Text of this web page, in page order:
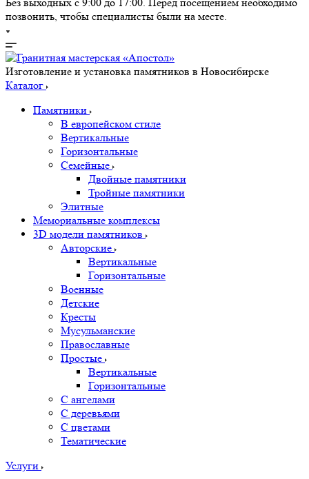
позвонить, чтобы специалисты были на месте.
Изготовление и установка памятников в Новосибирске
Каталог
Памятники
В европейском стиле
Вертикальные
Горизонтальные
Семейные
Двойные памятники
Тройные памятники
Элитные
Мемориальные комплексы
3D модели памятников
Авторские
Вертикальные
Горизонтальные
Военные
Детские
Кресты
Мусульманские
Православные
Простые
Вертикальные
Горизонтальные
С ангелами
С деревьями
С цветами
Тематические
Услуги